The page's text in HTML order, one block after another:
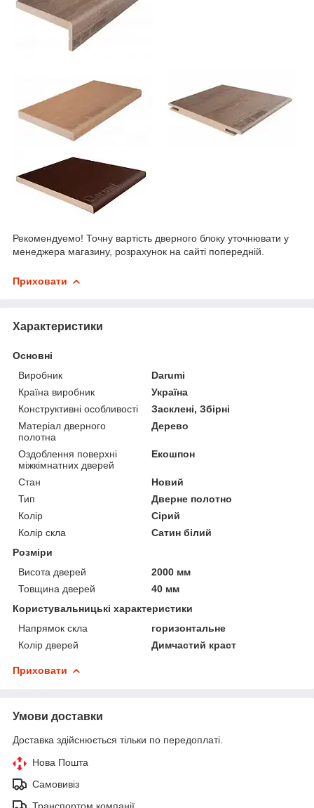
Рекомендуемо! Точну вартість дверного блоку уточнювати у
менеджера магазину, розрахунок на сайті попередній.
Приховати
Характеристики
Основні
Виробник
Darumi
Країна виробник
Україна
Конструктивні особливості
Засклені, Збірні
Матеріал дверного
полотна
Дерево
Оздоблення поверхні
міжкімнатних дверей
Екошпон
Стан
Новий
Тип
Дверне полотно
Колір
Сірий
Колір скла
Сатин білий
Розміри
Висота дверей
2000 мм
Товщина дверей
40 мм
Користувальницькі характеристики
Напрямок скла
горизонтальне
Колір дверей
Димчастий краст
Приховати
Умови доставки
Доставка здійснюється тільки по передоплаті.
Нова Пошта
Самовивіз